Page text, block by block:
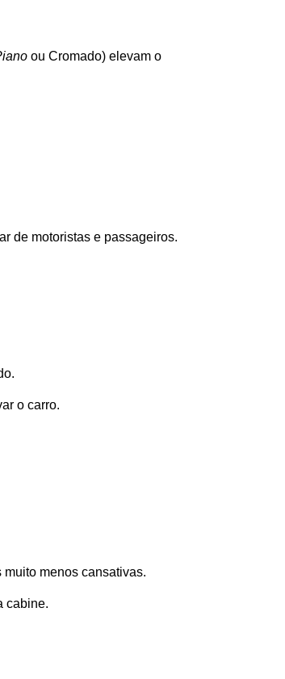
ou Cromado) elevam o
de motoristas e passageiros.
o carro.
menos cansativas.
cabine.